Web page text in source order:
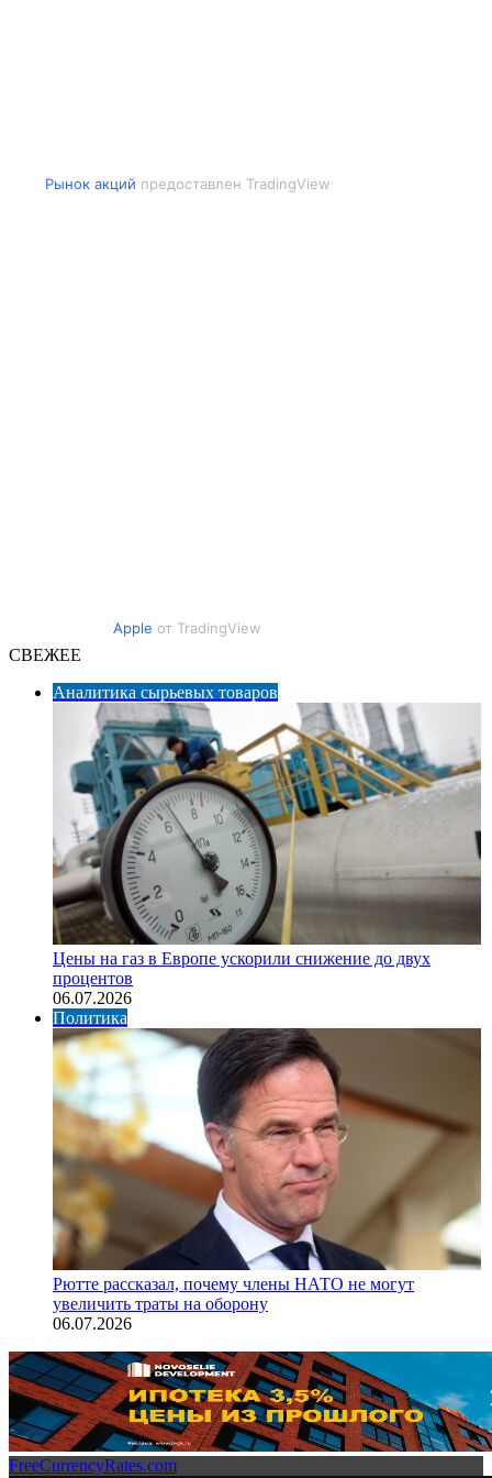
Рынок акций предоставлен TradingView
Apple от TradingView
СВЕЖЕЕ
Аналитика сырьевых товаров
Цены на газ в Европе ускорили снижение до двух
процентов
06.07.2026
Политика
Рютте рассказал, почему члены НАТО не могут
увеличить траты на оборону
06.07.2026
FreeCurrencyRates.com